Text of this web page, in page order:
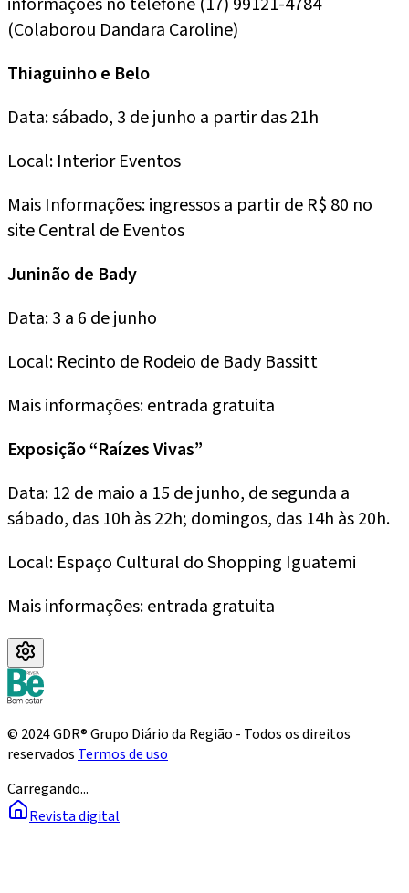
(Colaborou Dandara Caroline)
Thiaguinho e Belo
Data: sábado, 3 de junho a partir das 21h
Local: Interior Eventos
Mais Informações: ingressos a partir de R$ 80 no
site Central de Eventos
Juninão de Bady
Data: 3 a 6 de junho
Local: Recinto de Rodeio de Bady Bassitt
Mais informações: entrada gratuita
Exposição “Raízes Vivas”
Data: 12 de maio a 15 de junho, de segunda a
sábado, das 10h às 22h; domingos, das 14h às 20h.
Local: Espaço Cultural do Shopping Iguatemi
Mais informações: entrada gratuita
© 2024 GDR® Grupo Diário da Região - Todos os direitos
reservados Termos de uso
Carregando...
Revista digital